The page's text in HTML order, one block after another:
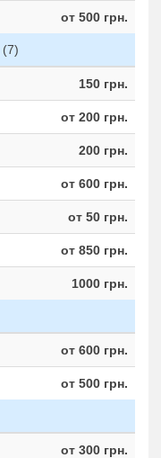
от 500 грн.
(7)
150 грн.
от 200 грн.
200 грн.
от 600 грн.
от 50 грн.
от 850 грн.
1000 грн.
от 600 грн.
от 500 грн.
от 300 грн.